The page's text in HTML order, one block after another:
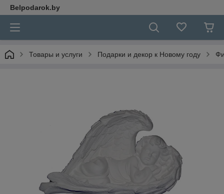
Belpodarok.by
Товары и услуги Подарки и декор к Новому году